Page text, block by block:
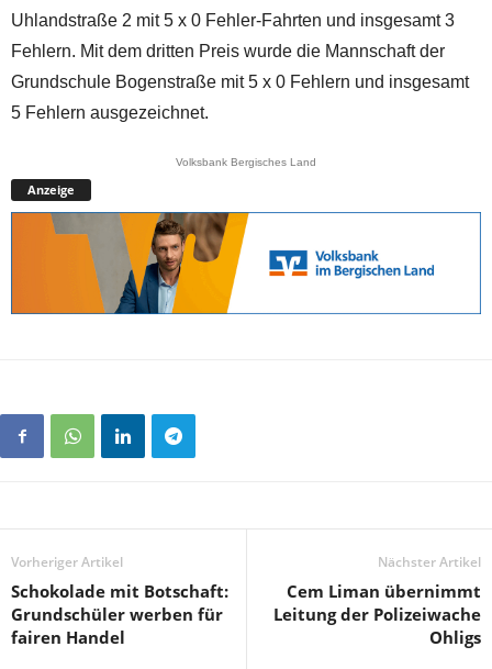
Uhlandstraße 2 mit 5 x 0 Fehler-Fahrten und insgesamt 3
Fehlern. Mit dem dritten Preis wurde die Mannschaft der
Grundschule Bogenstraße mit 5 x 0 Fehlern und insgesamt
5 Fehlern ausgezeichnet.
Volksbank Bergisches Land
Anzeige
Vorheriger Artikel
Schokolade mit Botschaft:
Grundschüler werben für
fairen Handel
Nächster Artikel
Cem Liman übernimmt
Leitung der Polizeiwache
Ohligs